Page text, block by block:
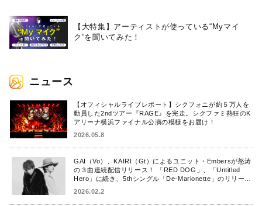
【大特集】アーティストが使っている“Myマイ
ク”を聞いてみた！
ニュース
【オフィシャルライブレポート】シクフォニが約５万人を
動員した2ndツアー『RAGE』を完走。シクファミ熱狂のK
アリーナ横浜ファイナル公演の模様をお届け！
2026.05.8
GAI（Vo）、KAIRI（Gt）によるユニット・Embersが怒涛
の３曲連続配信リリース！ 「RED DOG」、「Untitled
Hero」に続き、5thシングル「De-Marionette」のリリース
2026.02.2